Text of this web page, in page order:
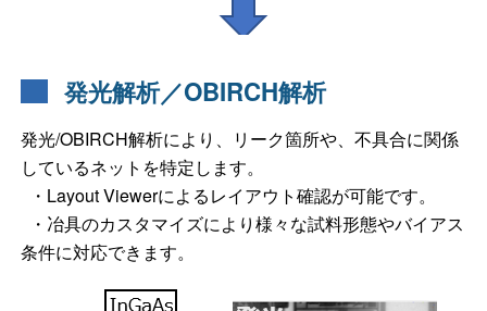
発光解析／OBIRCH解析
発光/OBIRCH解析により、リーク箇所や、不具合に関係
しているネットを特定します。
・Layout Viewerによるレイアウト確認が可能です。
・冶具のカスタマイズにより様々な試料形態やバイアス
条件に対応できます。